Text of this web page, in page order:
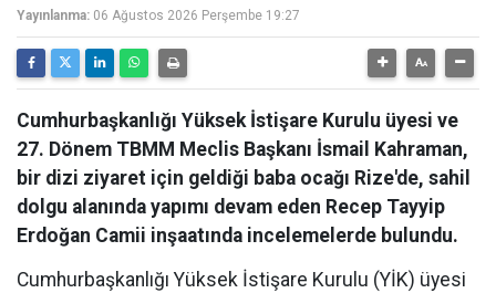
Yayınlanma: 06 Ağustos 2026 Perşembe 19:27
Cumhurbaşkanlığı Yüksek İstişare Kurulu üyesi ve
27. Dönem TBMM Meclis Başkanı İsmail Kahraman,
bir dizi ziyaret için geldiği baba ocağı Rize'de, sahil
dolgu alanında yapımı devam eden Recep Tayyip
Erdoğan Camii inşaatında incelemelerde bulundu.
Cumhurbaşkanlığı Yüksek İstişare Kurulu (YİK) üyesi